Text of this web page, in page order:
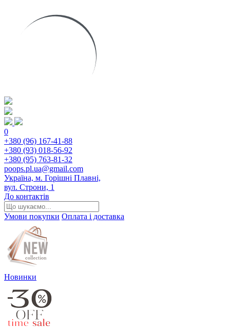
0
+380 (96) 167-41-88
+380 (93) 018-56-92
+380 (95) 763-81-32
poops.pl.ua@gmail.com
Україна, м. Горішні Плавні,
вул. Строни, 1
До контактів
Умови покупки Оплата і доставка
Новинки